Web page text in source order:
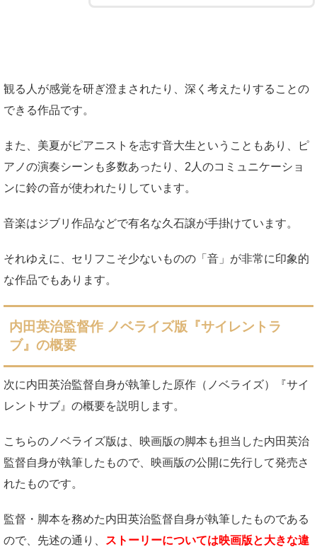
観る人が感覚を研ぎ澄まされたり、深く考えたりすることの
できる作品です。
また、美夏がピアニストを志す音大生ということもあり、ピ
アノの演奏シーンも多数あったり、2人のコミュニケーショ
ンに鈴の音が使われたりしています。
音楽はジブリ作品などで有名な久石譲が手掛けています。
それゆえに、セリフこそ少ないものの「音」が非常に印象的
な作品でもあります。
内田英治監督作 ノベライズ版『サイレントラ
ブ』の概要
次に内田英治監督自身が執筆した原作（ノベライズ）『サイ
レントサブ』の概要を説明します。
こちらのノベライズ版は、映画版の脚本も担当した内田英治
監督自身が執筆したもので、映画版の公開に先行して発売さ
れたものです。
監督・脚本を務めた内田英治監督自身が執筆したものである
ので、先述の通り、
ストーリーについては映画版と大きな違